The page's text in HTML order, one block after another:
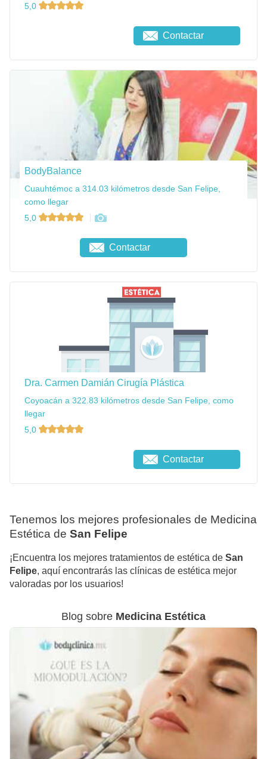
5,0
Contactar
BodyBalance
Cuauhtémoc a 314.03 kilómetros desde San Felipe,
como llegar
5,0
Contactar
Dra. Carmen Damián Cirugía Plástica
Coyoacán a 322.83 kilómetros desde San Felipe, como
llegar
5,0
Contactar
Tenemos los mejores profesionales de Medicina
Estética de San Felipe
¡Encuentra los mejores tratamientos de estética de San
Felipe, aquí encontrarás las clínicas de estética mejor
valoradas por los usuarios!
Blog sobre Medicina Estética